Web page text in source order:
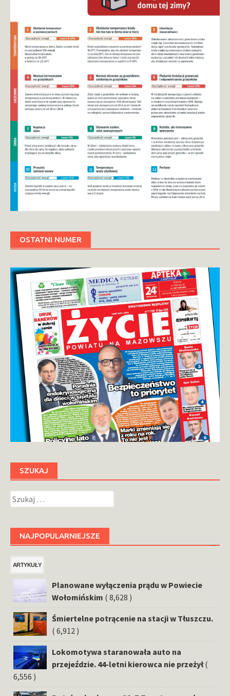
OSTATNI NUMER
SZUKAJ
Szukaj:
NAJPOPULARNIEJSZE
ARTYKUŁY
Planowane wyłączenia prądu w Powiecie
Wołomińskim ( 8,628 )
Śmiertelne potrącenie na stacji w Tłuszczu.
( 6,912 )
Lokomotywa staranowała auto na
przejeździe. 44-letni kierowca nie przeżył (
6,556 )